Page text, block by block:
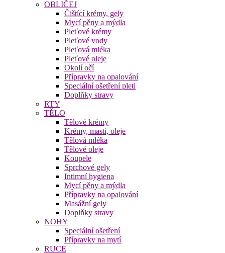
OBLIČEJ
Čištící krémy, gely
Mycí pěny a mýdla
Pleťové krémy
Pleťové vody
Pleťová mléka
Pleťové oleje
Okolí očí
Přípravky na opalování
Speciální ošetření pleti
Doplňky stravy
RTY
TĚLO
Tělové krémy
Krémy, masti, oleje
Tělová mléka
Tělové oleje
Koupele
Sprchové gely
Intimní hygiena
Mycí pěny a mýdla
Přípravky na opalování
Masážní gely
Doplňky stravy
NOHY
Speciální ošetření
Přípravky na mytí
RUCE